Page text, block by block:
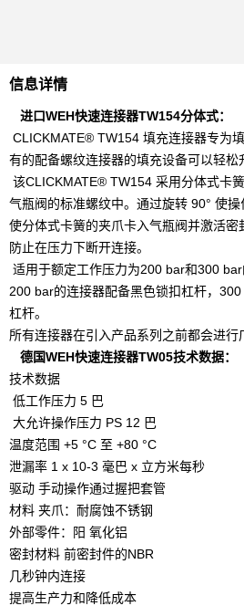
信息详情
进口WEH快速连接器TW154分体式：
CLICKMATE® TW154 填充连接器专为
有的配备螺纹连接器的填充设备可以轻松
该CLICKMATE® TW154 采用分体式卡
气瓶阀的标准螺纹中。通过旋转 90° 使
使分体式卡簧的夹爪卡入气瓶阀并激活
防止在压力下断开连接。
适用于额定工作压力为200 bar和300 bar
200 bar的连接器配备黑色锁扣杠杆，
杠杆。
所有连接器在引入产品系列之前都会进行
德国WEH快速连接器TW05技术数据：
技术数据
低工作压力 5 巴
大允许操作压力 PS 12 巴
温度范围 +5 °C 至 +80 °C
泄漏率 1 x 10-3 毫巴 x 立方米每秒
驱动 手动操作通过握把套管
材料 夹爪：耐腐蚀不锈钢
外部零件：阳 氧化铝
密封材料 前密封件的NBR
几秒钟内连接
提高生产力和降低成本